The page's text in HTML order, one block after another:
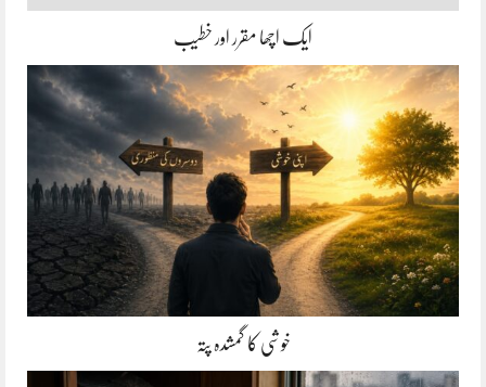
ایک اچھا مقرر اور خطیب
خوشی کا گمشدہ پتہ